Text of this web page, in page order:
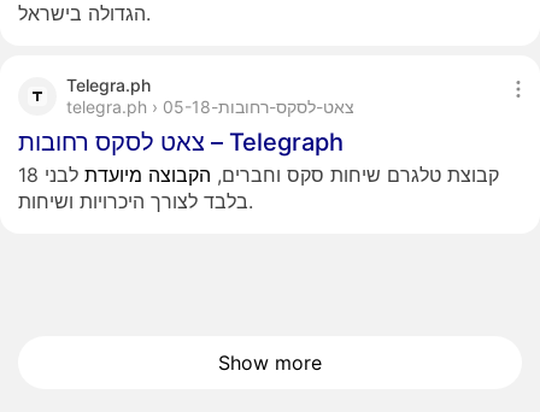
הגדולה בישראל.
Telegra.ph
telegra.ph › צאט-לסקס-רחובות-05-18
צאט לסקס רחובות – Telegraph
קבוצת טלגרם שיחות סקס וחברים, הקבוצה מיועדת
לבני 18
בלבד לצורך היכרויות ושיחות.
Show more